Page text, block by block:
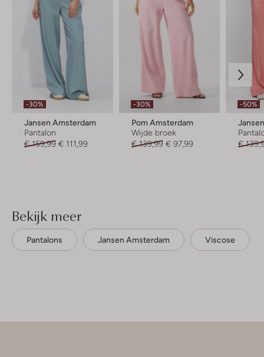
-30%
Jansen Amsterdam
Pantalon
€ 159,99 € 111,99
-30%
Pom Amsterdam
Wijde broek
€ 139,99 € 97,99
-50%
€
Bekijk meer
Pantalons Jansen Amsterdam Viscose